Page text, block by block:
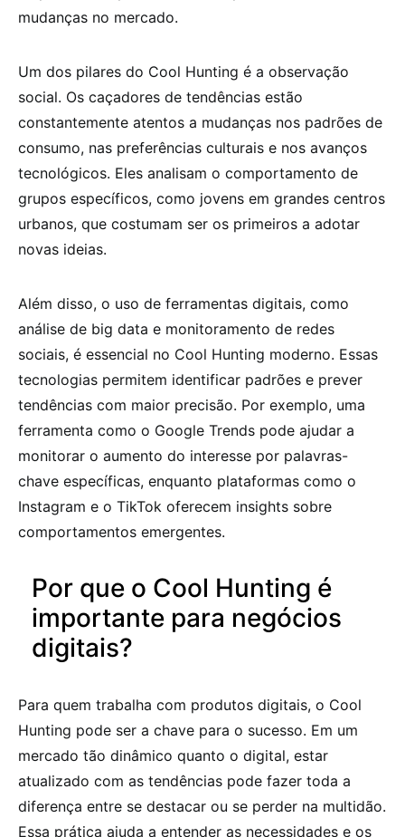
mudanças no mercado.
Um dos pilares do Cool Hunting é a observação
social. Os caçadores de tendências estão
constantemente atentos a mudanças nos padrões de
consumo, nas preferências culturais e nos avanços
tecnológicos. Eles analisam o comportamento de
grupos específicos, como jovens em grandes centros
urbanos, que costumam ser os primeiros a adotar
novas ideias.
Além disso, o uso de ferramentas digitais, como
análise de big data e monitoramento de redes
sociais, é essencial no Cool Hunting moderno. Essas
tecnologias permitem identificar padrões e prever
tendências com maior precisão. Por exemplo, uma
ferramenta como o Google Trends pode ajudar a
monitorar o aumento do interesse por palavras-
chave específicas, enquanto plataformas como o
Instagram e o TikTok oferecem insights sobre
comportamentos emergentes.
Por que o Cool Hunting é
importante para negócios
digitais?
Para quem trabalha com produtos digitais, o Cool
Hunting pode ser a chave para o sucesso. Em um
mercado tão dinâmico quanto o digital, estar
atualizado com as tendências pode fazer toda a
diferença entre se destacar ou se perder na multidão.
Essa prática ajuda a entender as necessidades e os